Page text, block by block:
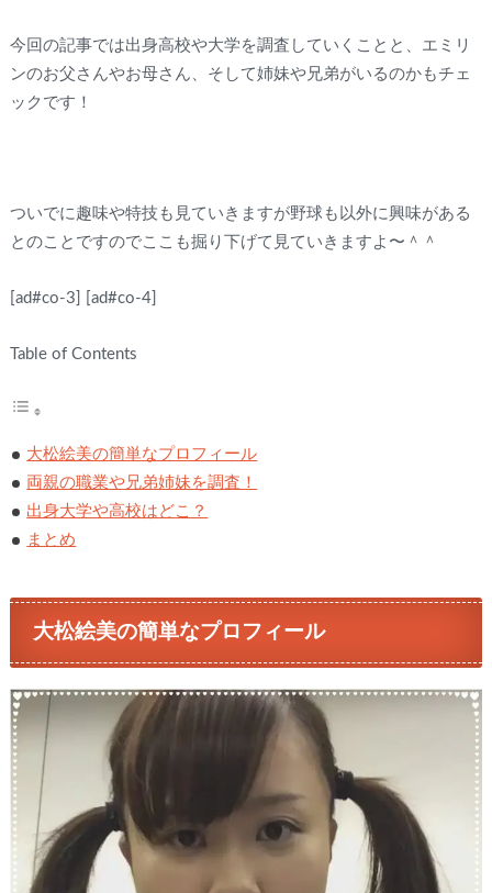
今回の記事では出身高校や大学を調査していくことと、エミリ
ンのお父さんやお母さん、そして姉妹や兄弟がいるのかもチェ
ックです！
ついでに趣味や特技も見ていきますが野球も以外に興味がある
とのことですのでここも掘り下げて見ていきますよ〜＾＾
[ad#co-3] [ad#co-4]
Table of Contents
大松絵美の簡単なプロフィール
両親の職業や兄弟姉妹を調査！
出身大学や高校はどこ？
まとめ
大松絵美の簡単なプロフィール